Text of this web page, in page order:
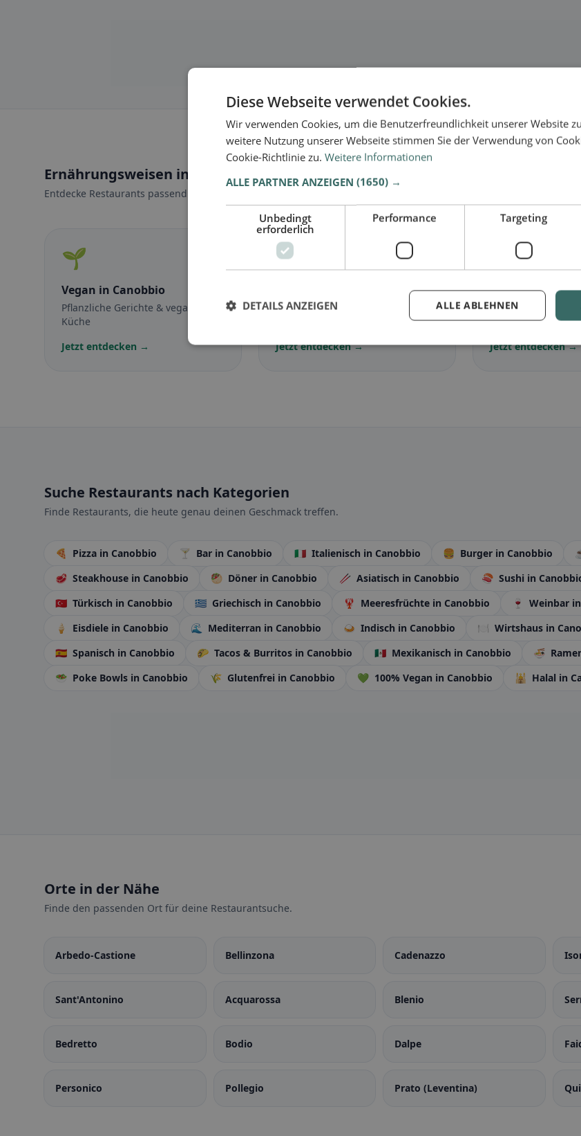
Ernährungsweisen in Canobbio
Entdecke Restaurants passend zu deiner Ernährungsweise.
🌱
Vegan in Canobbio
Pflanzliche Gerichte & vegane
Küche
Jetzt entdecken →
🥕
in Canobbio
Fleischlose Gerichte &
Jetzt entdecken →
Glutenfrei in
Glutenfreie
Community-Tipps
Jetzt entdecken →
Suche Restaurants nach Kategorien
Finde Restaurants, die heute genau deinen Geschmack treffen.
🍕 Pizza in Canobbio 🍸 Bar in Canobbio 🇮🇹 Italienisch in Canobbio 🍔 Burger in Canobbio
🥩 Steakhouse in Canobbio 🥙 Döner in Canobbio 🥢 Asiatisch in Canobbio 🍣 Sushi in
🇹🇷 Türkisch in Canobbio 🇬🇷 Griechisch in Canobbio 🦞 Meeresfrüchte in Canobbio 🍷 Weinbar
🍦
Eisdiele in Canobbio 🌊 Mediterran in Canobbio 🍛 Indisch in Canobbio 🍽️ Wirtshaus in
🇪🇸 Spanisch in Canobbio 🌮 Tacos & Burritos in Canobbio 🇲🇽 Mexikanisch in Canobbio 🍜
🥗 Poke Bowls in Canobbio 🌾 Glutenfrei in Canobbio 💚 100% Vegan in Canobbio 🕌 Halal in
Orte in der Nähe
Finde den passenden Ort für deine Restaurantsuche.
Arbedo-Castione Bellinzona Cadenazzo
Sant'Antonino Acquarossa Blenio
Bedretto Bodio Dalpe
Personico Pollegio Prato (Leventina)
Diese Webseite verwendet Cookies.
Wir verwenden Cookies, um die Benutzerfreundlichkeit unserer Website
weitere Nutzung unserer Webseite stimmen Sie der Verwendung von
Cookie-Richtlinie zu. Weitere Informationen
ALLE PARTNER ANZEIGEN (1650) →
Unbedingt
erforderlich
Performance Targeting
ALLE ABLEHNEN
DETAILS ANZEIGEN